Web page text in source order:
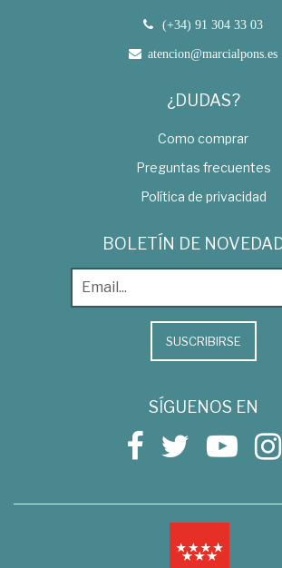
(+34) 91 304 33 03
atencion@marcialpons.es
¿DUDAS?
Como comprar
Preguntas frecuentes
Política de privacidad
BOLETÍN DE
SUSCRIBIRSE
SÍGUENOS EN